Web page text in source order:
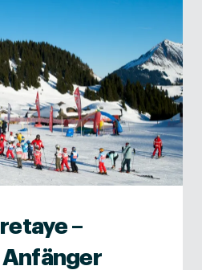
–
Anfänger